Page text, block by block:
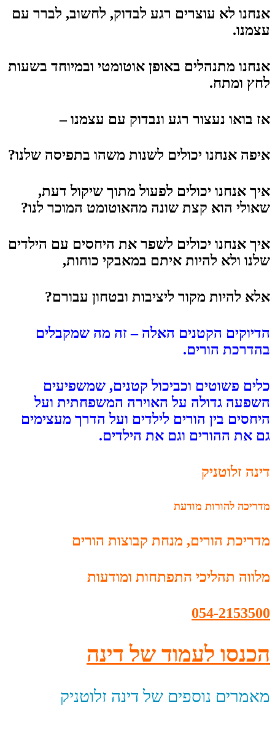
אנחנו לא עוצרים רגע לבדוק, לחשוב, לברר עם
עצמנו.
אנחנו מתנהלים באופן אוטומטי ובמיוחד בשעות
לחץ ומתח.
אז בואו נעצור רגע ונבדוק עם עצמנו –
איפה אנחנו יכולים לשנות משהו בתפיסה שלנו?
איך אנחנו יכולים לפעול מתוך שיקול דעת,
שאולי הוא קצת שונה מהאוטומט המוכר לנו?
איך אנחנו יכולים לשפר את היחסים עם הילדים
שלנו ולא להיות איתם במאבקי כוחות,
אלא להיות מקור ליציבות ובטחון עבורם?
הדיוקים הקטנים האלה – זה מה שמקבלים
בהדרכת הורים.
כלים פשוטים וכביכול קטנים, שמשפיעים
השפעה גדולה על האוירה המשפחתית ועל
היחסים בין הורים לילדים ועל הדרך מעצימים
גם את ההורים וגם את הילדים.
דינה זלוטניק
מדריכה להורות מודעת
מדריכת הורים, מנחת קבוצות הורים
מלווה תהליכי התפתחות ומודעות
054-2153500
הכנסו לעמוד של דינה
מאמרים נוספים של דינה זלוטניק